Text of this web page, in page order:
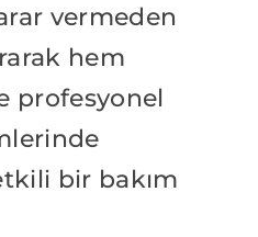
vermeden
hem
profesyonel
bir bakım